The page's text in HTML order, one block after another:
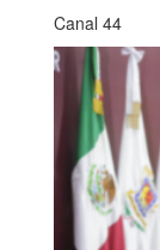
Canal 44